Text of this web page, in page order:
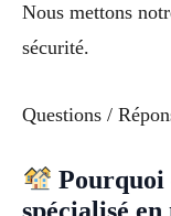
Nous mettons
sécurité.
Questions /
spécialisé